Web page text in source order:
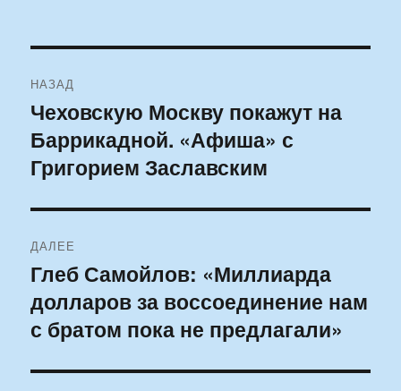
по
записям
НАЗАД
Предыдущая
запись:
Чеховскую Москву покажут на
Баррикадной. «Афиша» с
Григорием Заславским
ДАЛЕЕ
Следующая
запись:
Глеб Самойлов: «Миллиарда
долларов за воссоединение нам
с братом пока не предлагали»